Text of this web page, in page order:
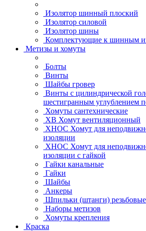
Изолятор шинный плоский
Изолятор силовой
Изолятор шины
Комплектующие к шинным
Метизы и хомуты
Болты
Винты
Шайбы гровер
Винты с цилиндрической
шестигранным углублением
Хомуты сантехнические
ХВ Хомут вентиляционный
ХНОС Хомут для
изоляции
ХНОС Хомут для
изоляции с гайкой
Гайки канальные
Гайки
Шайбы
Анкеры
Шпильки (штанги) резьбовые
Наборы метизов
Хомуты крепления
Краска